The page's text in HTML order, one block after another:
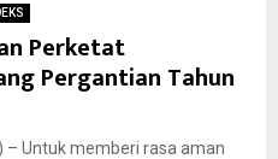
Perketat
Pergantian Tahun
– Untuk memberi rasa aman